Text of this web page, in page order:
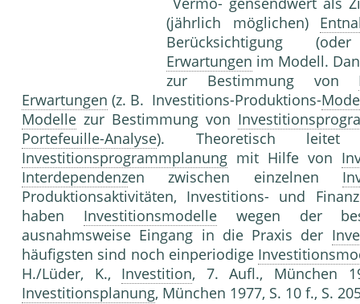
(jährlich möglichen)
Berücksichtigung
Erwartungen im Modell.
zur Bestimmung von
Erwartungen (z. B. Investitions-Produktions-
Modelle zur Bestimmung von
Portefeuille-Analyse). Theoretisch leitet
Investitionsprogrammplanung mit Hilfe von
Interdependenzen zwischen einzelnen
Produktionsaktivitäten, Investitions- und
haben Investitionsmodellewegen der
ausnahmsweise Eingang in die Praxis der
häufigsten sind noch einperiodige
H./Lüder, K., Investition, 7. Aufl., München
Investitionsplanung, München 1977, S. 10 f., S.